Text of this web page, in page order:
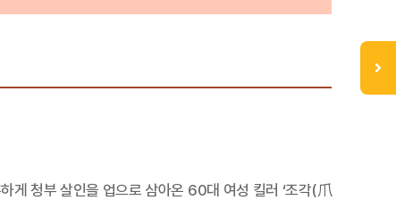
게 청부 살인을 업으로 삼아온 60대 여성 킬러 ‘조각(爪